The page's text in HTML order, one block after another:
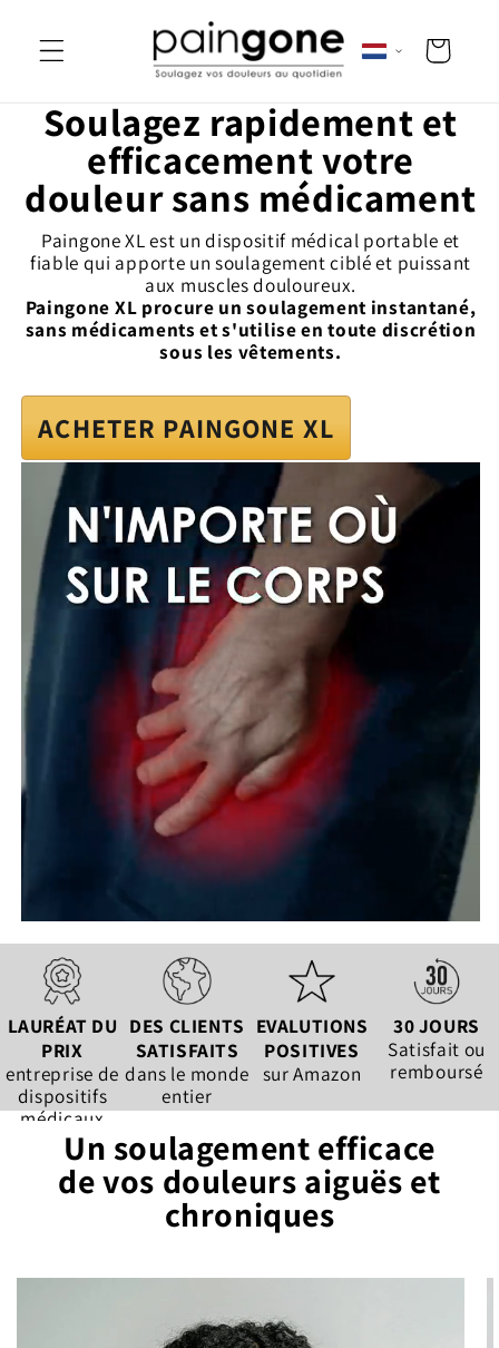
CONTENT
Winkelwagen
Soulagez rapidement et
efficacement votre
douleur sans médicament
Paingone XL est un dispositif médical portable et
fiable qui apporte un soulagement ciblé et puissant
aux muscles douloureux.
Paingone XL procure un soulagement instantané,
sans médicaments et s'utilise en toute discrétion
sous les vêtements.
ACHETER PAINGONE XL
LAURÉAT DU
PRIX
entreprise de
dispositifs
médicaux
DES CLIENTS
SATISFAITS
dans le monde
entier
EVALUTIONS
POSITIVES
sur Amazon
30 JOURS
Satisfait ou
remboursé
Un soulagement efficace
de vos douleurs aiguës et
chroniques